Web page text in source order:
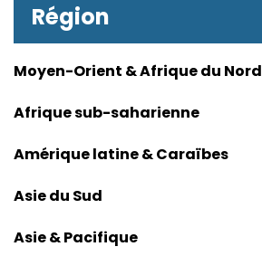
Région
Moyen-Orient & Afrique du Nord
Afrique sub-saharienne
Amérique latine & Caraïbes
Asie du Sud
Asie & Pacifique